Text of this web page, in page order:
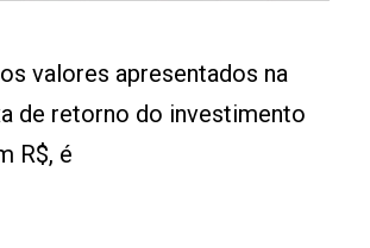
valores apresentados na
de retorno do investimento
R$, é